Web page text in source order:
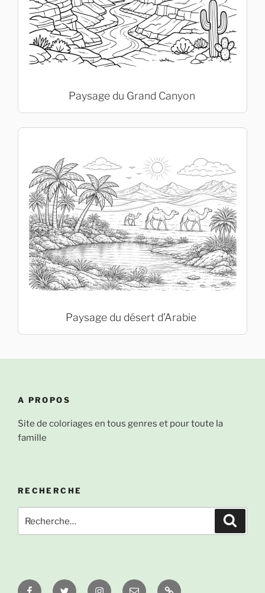
Paysage du Grand Canyon
Paysage du désert d’Arabie
A PROPOS
Site de coloriages en tous genres et pour toute la
famille
RECHERCHE
pour
FacebookTwitter InstagramEmail À